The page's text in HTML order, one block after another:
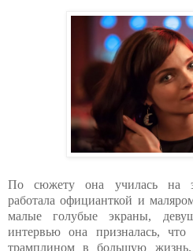
По сюжету она училась на
работала официанткой и
малые голубые экраны,
интервью она призналась,
трамплином в большую